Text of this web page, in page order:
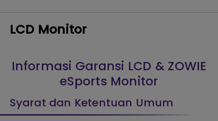
LCD Monitor
Informasi Garansi LCD & ZOWIE
eSports Monitor
Syarat dan Ketentuan Umum